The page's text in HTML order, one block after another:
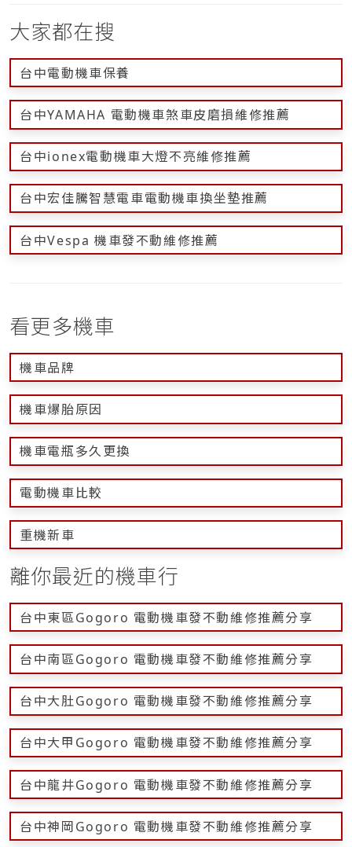
大家都在搜
台中電動機車保養
台中YAMAHA 電動機車煞車皮磨損維修推薦
台中ionex電動機車大燈不亮維修推薦
台中宏佳騰智慧電車電動機車換坐墊推薦
台中Vespa 機車發不動維修推薦
看更多機車
機車品牌
機車爆胎原因
機車電瓶多久更換
電動機車比較
重機新車
離你最近的機車行
台中東區Gogoro 電動機車發不動維修推薦分享
台中南區Gogoro 電動機車發不動維修推薦分享
台中大肚Gogoro 電動機車發不動維修推薦分享
台中大甲Gogoro 電動機車發不動維修推薦分享
台中龍井Gogoro 電動機車發不動維修推薦分享
台中神岡Gogoro 電動機車發不動維修推薦分享